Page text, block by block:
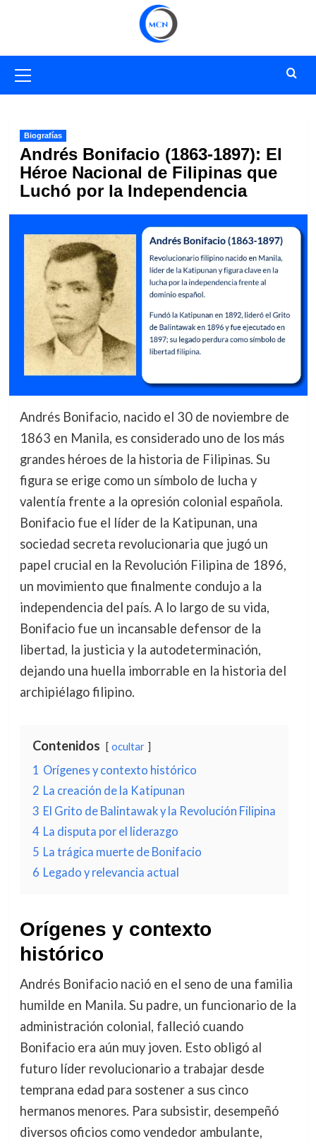
primario
Biografías
Andrés Bonifacio (1863-1897): El
Héroe Nacional de Filipinas que
Luchó por la Independencia
Andrés Bonifacio, nacido el 30 de noviembre de
1863 en Manila, es considerado uno de los más
grandes héroes de la historia de Filipinas. Su
figura se erige como un símbolo de lucha y
valentía frente a la opresión colonial española.
Bonifacio fue el líder de la Katipunan, una
sociedad secreta revolucionaria que jugó un
papel crucial en la Revolución Filipina de 1896,
un movimiento que finalmente condujo a la
independencia del país. A lo largo de su vida,
Bonifacio fue un incansable defensor de la
libertad, la justicia y la autodeterminación,
dejando una huella imborrable en la historia del
archipiélago filipino.
Contenidos ocultar
1 Orígenes y contexto histórico
2 La creación de la Katipunan
3 El Grito de Balintawak y la Revolución Filipina
4 La disputa por el liderazgo
5 La trágica muerte de Bonifacio
6 Legado y relevancia actual
Orígenes y contexto
histórico
Andrés Bonifacio nació en el seno de una familia
humilde en Manila. Su padre, un funcionario de la
administración colonial, falleció cuando
Bonifacio era aún muy joven. Esto obligó al
futuro líder revolucionario a trabajar desde
temprana edad para sostener a sus cinco
hermanos menores. Para subsistir, desempeñó
diversos oficios como vendedor ambulante,